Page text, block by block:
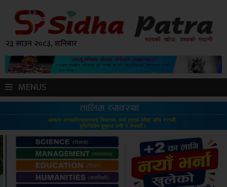
२३ साउन २०८३, शनिबार
MENUS